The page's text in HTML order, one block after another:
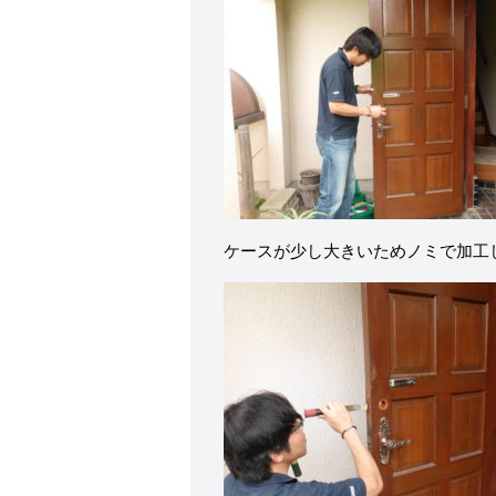
ケースが少し大きいためノミで加